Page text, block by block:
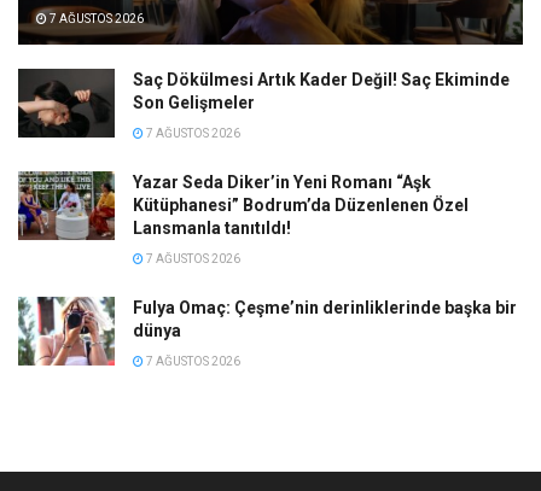
7 AĞUSTOS 2026
Saç Dökülmesi Artık Kader Değil! Saç Ekiminde
Son Gelişmeler
7 AĞUSTOS 2026
Yazar Seda Diker’in Yeni Romanı “Aşk
Kütüphanesi” Bodrum’da Düzenlenen Özel
Lansmanla tanıtıldı!
7 AĞUSTOS 2026
Fulya Omaç: Çeşme’nin derinliklerinde başka bir
dünya
7 AĞUSTOS 2026